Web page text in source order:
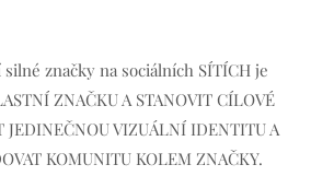
značky na sociálních SÍTÍCH je
ZNAČKU A STANOVIT CÍLOVÉ
JEDINEČNOU VIZUÁLNÍ IDENTITU A
KOMUNITU KOLEM ZNAČKY.